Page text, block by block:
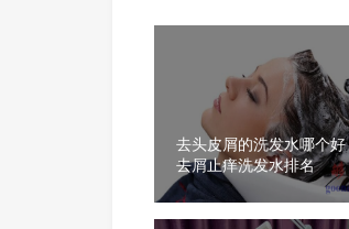
去头皮屑的洗发水哪个好
去屑止痒洗发水排名